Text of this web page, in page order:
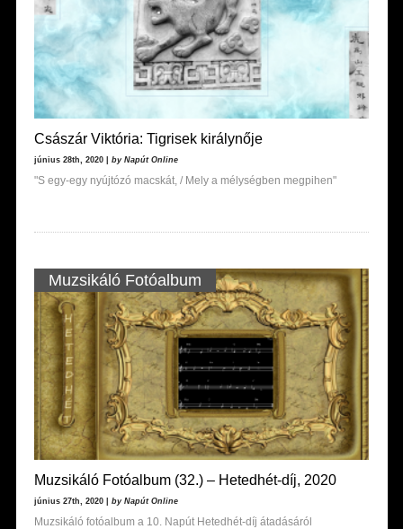
Császár Viktória: Tigrisek királynője
június 28th, 2020 | by Napút Online
"S egy-egy nyújtózó macskát, / Mely a mélységben megpihen"
Muzsikáló Fotóalbum
Muzsikáló Fotóalbum (32.) – Hetedhét-díj, 2020
június 27th, 2020 | by Napút Online
Muzsikáló fotóalbum a 10. Napút Hetedhét-díj átadásáról